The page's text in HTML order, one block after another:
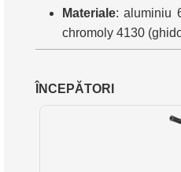
Materiale: aluminiu
chromoly 4130
ÎNCEPĂTORI